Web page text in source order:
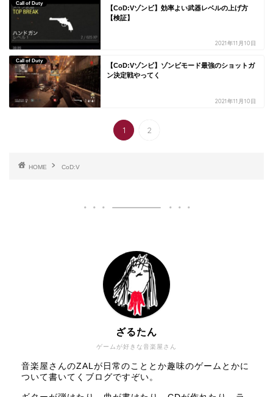
Call of Duty
【CoD:Vゾンビ】効率よい武器レベルの上げ方
【検証】
2021年11月10日
Call of Duty
【CoD:Vゾンビ】ゾンビモード最強のショットガ
ン決定戦やってく
2021年11月10日
1 2
HOME CoD:V
ゲームが好きな音楽屋さん
ざるたん
音楽屋さんのZALが日常のこととか趣味のゲームとかに
ついて書いてくブログですぞい。